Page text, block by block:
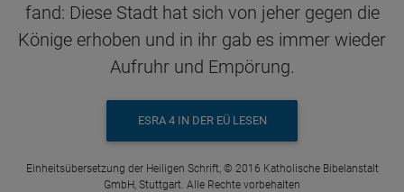
fand: Diese Stadt hat sich von jeher gegen die
Könige erhoben und in ihr gab es immer wieder
Aufruhr und Empörung.
ESRA 4 IN DER EÜ LESEN
Einheitsübersetzung der Heiligen Schrift, © 2016 Katholische Bibelanstalt
GmbH, Stuttgart. Alle Rechte vorbehalten